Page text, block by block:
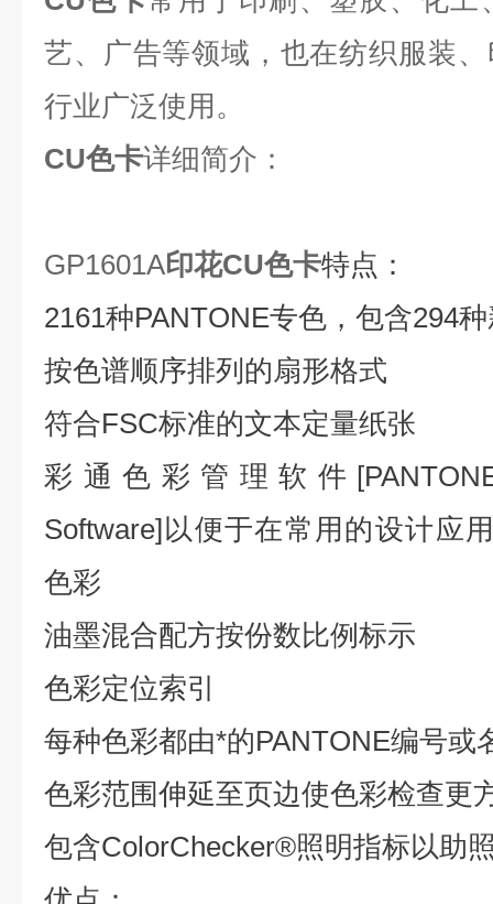
艺、广告等领域，也在纺织服装
行业广泛使用。
CU色卡详细简介：
GP1601A印花CU色卡特点：
2161种PANTONE专色，包含294
按色谱顺序排列的扇形格式
符合FSC标准的文本定量纸张
彩通色彩管理软件[PANTONE
Software]以便于在常用的设计应
色彩
油墨混合配方按份数比例标示
色彩定位索引
每种色彩都由*的PANTONE编号或
色彩范围伸延至页边使色彩检查更
包含ColorChecker®照明指标以助